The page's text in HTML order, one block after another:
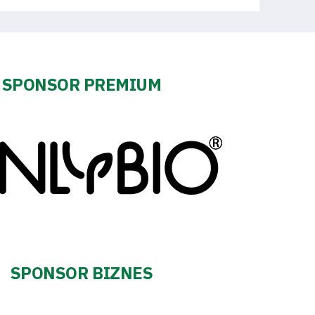
SPONSOR PREMIUM
SPONSOR BIZNES